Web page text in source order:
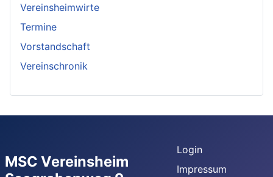
Vereinsheimwirte
Termine
Vorstandschaft
Vereinschronik
MSC Vereinsheim
Login
Impressum